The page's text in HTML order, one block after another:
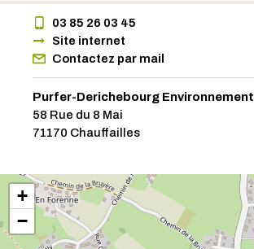
03 85 26 03 45
Site internet
Contactez par mail
Purfer-Derichebourg Environnement
58 Rue du 8 Mai
71170 Chauffailles
+
−